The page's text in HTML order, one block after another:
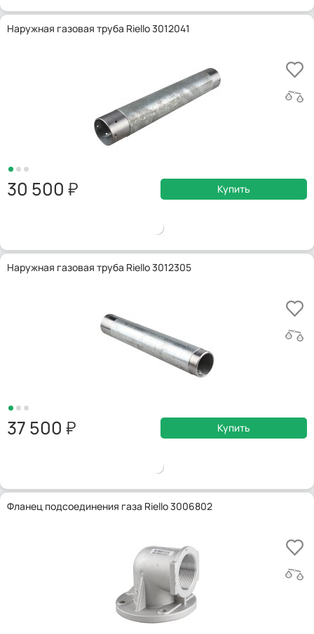
Наружная газовая труба Riello 3012041
30 500 Купить
Наружная газовая труба Riello 3012305
37 500 Купить
Фланец подсоединения газа Riello 3006802